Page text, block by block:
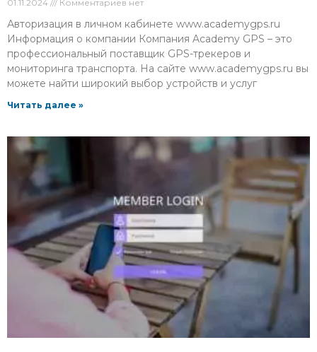
01.11.2024 Комментариев нет
Авторизация в личном кабинете www.academygps.ru
Информация о компании Компания Academy GPS – это
профессиональный поставщик GPS-трекеров и
мониторинга транспорта. На сайте www.academygps.ru вы
можете найти широкий выбор устройств и услуг
Читать далее »